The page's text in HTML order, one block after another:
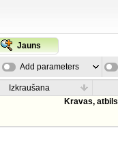
Jauns
Add parameters
Izkraušana
Kravas,